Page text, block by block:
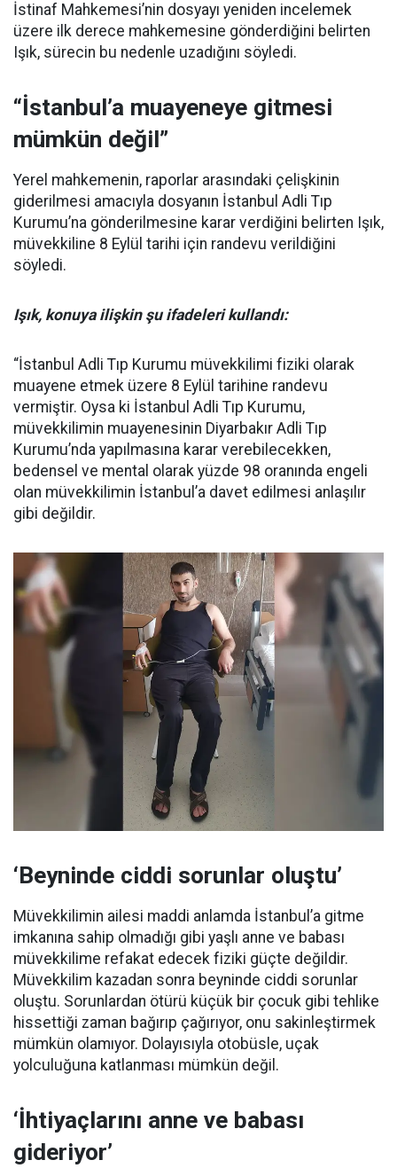
İstinaf Mahkemesi’nin dosyayı yeniden incelemek
üzere ilk derece mahkemesine gönderdiğini belirten
Işık, sürecin bu nedenle uzadığını söyledi.
“İstanbul’a muayeneye gitmesi
mümkün değil”
Yerel mahkemenin, raporlar arasındaki çelişkinin
giderilmesi amacıyla dosyanın İstanbul Adli Tıp
Kurumu’na gönderilmesine karar verdiğini belirten Işık,
müvekkiline 8 Eylül tarihi için randevu verildiğini
söyledi.
Işık, konuya ilişkin şu ifadeleri kullandı:
“İstanbul Adli Tıp Kurumu müvekkilimi fiziki olarak
muayene etmek üzere 8 Eylül tarihine randevu
vermiştir. Oysa ki İstanbul Adli Tıp Kurumu,
müvekkilimin muayenesinin Diyarbakır Adli Tıp
Kurumu’nda yapılmasına karar verebilecekken,
bedensel ve mental olarak yüzde 98 oranında engeli
olan müvekkilimin İstanbul’a davet edilmesi anlaşılır
gibi değildir.
‘Beyninde ciddi sorunlar oluştu’
Müvekkilimin ailesi maddi anlamda İstanbul’a gitme
imkanına sahip olmadığı gibi yaşlı anne ve babası
müvekkilime refakat edecek fiziki güçte değildir.
Müvekkilim kazadan sonra beyninde ciddi sorunlar
oluştu. Sorunlardan ötürü küçük bir çocuk gibi tehlike
hissettiği zaman bağırıp çağırıyor, onu sakinleştirmek
mümkün olamıyor. Dolayısıyla otobüsle, uçak
yolculuğuna katlanması mümkün değil.
‘İhtiyaçlarını anne ve babası
gideriyor’